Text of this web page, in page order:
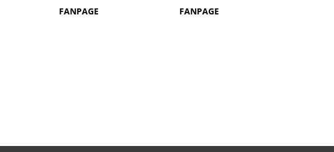
FANPAGE FANPAGE